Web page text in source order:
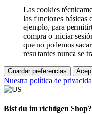
Las cookies
las funciones básicas
ejemplo, para
compra o iniciar
que no podemos
resultantes nunca se
Guardar preferencias
Nuestra política de
Bist du im richtigen Shop?